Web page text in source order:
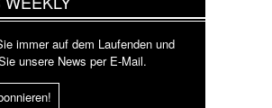
immer auf dem Laufenden und
unsere News per E-Mail.